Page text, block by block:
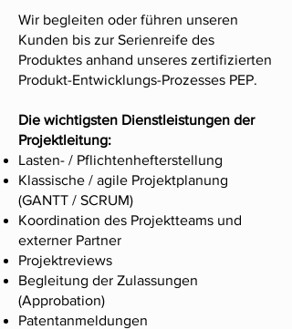
Wir begleiten oder führen unseren
Kunden bis zur Serienreife des
Produktes anhand unseres zertifizierten
Produkt-Entwicklungs-Prozesses PEP.
Die wichtigsten Dienstleistungen der
Projektleitung:
Lasten- / Pflichtenhefterstellung
Klassische / agile Projektplanung
(GANTT / SCRUM)
Koordination des Projektteams und
externer Partner
Projektreviews
Begleitung der Zulassungen
(Approbation)
Patentanmeldungen